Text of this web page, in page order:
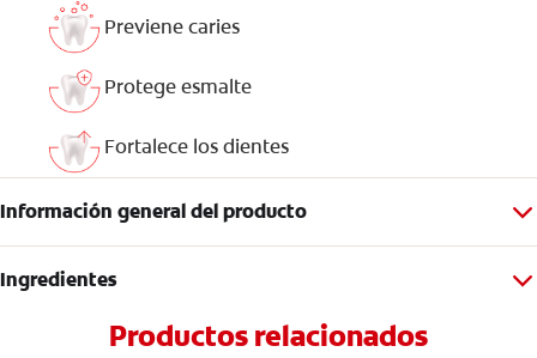
Previene caries
Protege esmalte
Fortalece los dientes
Información general del producto
Ingredientes
Productos relacionados